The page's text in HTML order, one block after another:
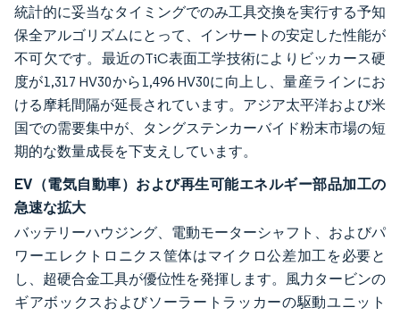
統計的に妥当なタイミングでのみ工具交換を実行する予知
保全アルゴリズムにとって、インサートの安定した性能が
不可欠です。最近のTiC表面工学技術によりビッカース硬
度が1,317 HV30から1,496 HV30に向上し、量産ラインにお
ける摩耗間隔が延長されています。アジア太平洋および米
国での需要集中が、タングステンカーバイド粉末市場の短
期的な数量成長を下支えしています。
EV（電気自動車）および再生可能エネルギー部品加工の
急速な拡大
バッテリーハウジング、電動モーターシャフト、およびパ
ワーエレクトロニクス筐体はマイクロ公差加工を必要と
し、超硬合金工具が優位性を発揮します。風力タービンの
ギアボックスおよびソーラートラッカーの駆動ユニット